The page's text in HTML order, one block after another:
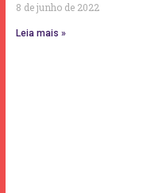
8 de junho de 2022
Leia mais »